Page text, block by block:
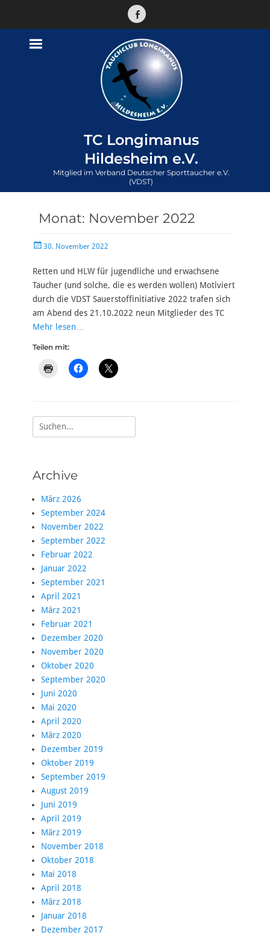
Facebook
TC Longimanus
Hildesheim e.V.
Mitglied im Verband Deutscher Sporttaucher e.V.
(VDST)
Monat: November 2022
Veröffentlicht
30. November 2022
Retten und HLW für jugendliche und erwachsene
Taucher (und solche, die es werden wollen) Motiviert
durch die VDST Sauerstoffinitiative 2022 trafen sich
am Abend des 21.10.2022 neun Mitglieder des TC
Mehr lesen…
Teilen mit:
Suche
nach:
Archive
März 2026
September 2024
November 2022
September 2022
Februar 2022
Januar 2022
September 2021
April 2021
März 2021
Februar 2021
Dezember 2020
November 2020
Oktober 2020
September 2020
Juni 2020
Mai 2020
April 2020
März 2020
Dezember 2019
Oktober 2019
September 2019
August 2019
Juni 2019
April 2019
März 2019
November 2018
Oktober 2018
Mai 2018
April 2018
März 2018
Januar 2018
Dezember 2017